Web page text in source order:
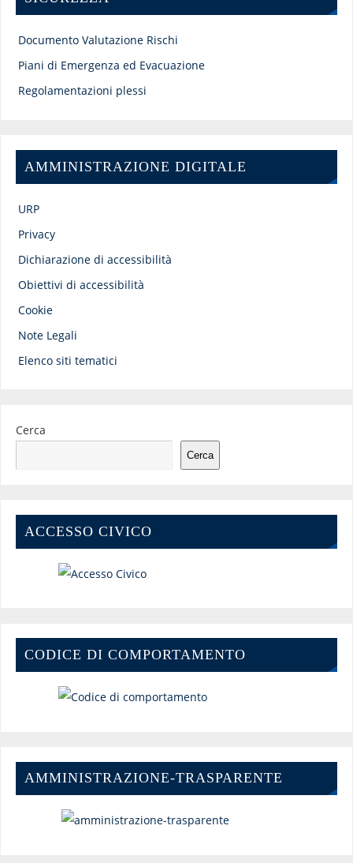
Documento Valutazione Rischi
Piani di Emergenza ed Evacuazione
Regolamentazioni plessi
AMMINISTRAZIONE DIGITALE
URP
Privacy
Dichiarazione di accessibilità
Obiettivi di accessibilità
Cookie
Note Legali
Elenco siti tematici
Cerca
Cerca
ACCESSO CIVICO
CODICE DI COMPORTAMENTO
AMMINISTRAZIONE-TRASPARENTE